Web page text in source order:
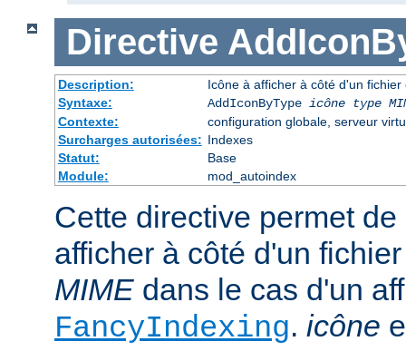
Directive
Description:
Icône à afficher à côté d'un
Syntaxe:
AddIconByType icône
type
Contexte:
configuration globale, serveur
Surcharges autorisées: Indexes
Statut:
Base
Module:
mod_autoindex
Cette directive permet
afficher à côté d'un
MIME dans le cas d'un
FancyIndexing. icône